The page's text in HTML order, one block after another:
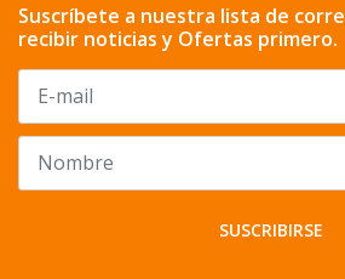
Suscríbete a nuestra lista de
recibir noticias y Ofertas primero.
SUSCRIBIRSE